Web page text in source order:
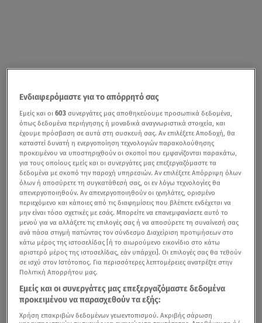
Ενδιαφερόμαστε για το απόρρητό σας
Εμείς και οι603 συνεργάτες μας αποθηκεύουμε προσωπικά δεδομένα,
όπως δεδομένα περιήγησης ή μοναδικά αναγνωριστικά στοιχεία, και
έχουμε πρόσβαση σε αυτά στη συσκευή σας. Αν επιλέξετε Αποδοχή, θα
καταστεί δυνατή η ενεργοποίηση τεχνολογιών παρακολούθησης
προκειμένου να υποστηριχθούν οι σκοποί που εμφανίζονται παρακάτω,
για τους οποίους εμείς και οι συνεργάτες μας επεξεργαζόμαστε τα
δεδομένα με σκοπό την παροχή υπηρεσιών. Αν επιλέξετε Απόρριψη όλων
όλων ή αποσύρετε τη συγκατάθεσή σας, οι εν λόγω τεχνολογίες θα
απενεργοποιηθούν. Αν απενεργοποιηθούν οι ιχνηλάτες, ορισμένο
περιεχόμενο και κάποιες από τις διαφημίσεις που βλέπετε ενδέχεται να
μην είναι τόσο σχετικές με εσάς. Μπορείτε να επανεμφανίσετε αυτό το
μενού για να αλλάξετε τις επιλογές σας ή να αποσύρετε τη συναίνεσή σας
ανά πάσα στιγμή πατώντας τον σύνδεσμο Διαχείριση προτιμήσεων στο
κάτω μέρος της ιστοσελίδας [ή το αιωρούμενο εικονίδιο στο κάτω
αριστερό μέρος της ιστοσελίδας, εάν υπάρχει]. Οι επιλογές σας θα τεθούν
σε ισχύ στον Ιστότοπος. Για περισσότερες λεπτομέρειες ανατρέξτε στην
Πολιτική Απορρήτου μας.
Εμείς και οι συνεργάτες μας επεξεργαζόμαστε δεδομένα
προκειμένου να παρασχεθούν τα εξής:
Χρήση επακριβών δεδομένων γεωεντοπισμού. Ακριβής σάρωση